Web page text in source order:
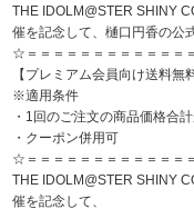
ラブライブ！
ラブライブ！サンシャイン‼
ラブライブ！虹ヶ咲学園ス
ラブライブ！スーパースタ
THE IDOLM@STER SHINY
催を記念して、樋口円香の公
☆＝＝＝＝＝＝＝＝＝＝＝＝
【プレミアム会員向け送料無
※適用条件
・1回のご注文の商品価格合
・クーポン併用可
☆＝＝＝＝＝＝＝＝＝＝＝＝
THE IDOLM@STER SHINY
催を記念して、